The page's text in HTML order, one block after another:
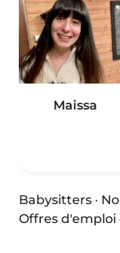
Maissa
Babysitters ·
Offres